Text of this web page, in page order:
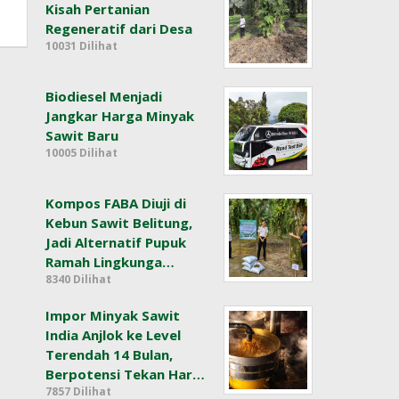
Kisah Pertanian
Regeneratif dari Desa
10031 Dilihat
Biodiesel Menjadi
Jangkar Harga Minyak
Sawit Baru
10005 Dilihat
Kompos FABA Diuji di
Kebun Sawit Belitung,
Jadi Alternatif Pupuk
Ramah Lingkunga…
8340 Dilihat
Impor Minyak Sawit
India Anjlok ke Level
Terendah 14 Bulan,
Berpotensi Tekan Har…
7857 Dilihat